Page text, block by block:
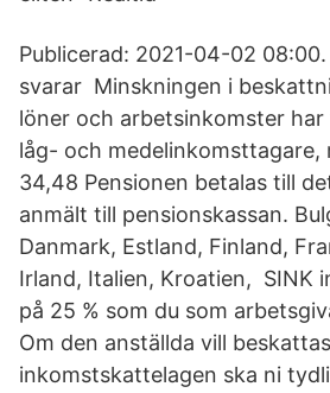
Publicerad: 2021-04-02
svarar Minskningen i
löner och arbetsinkomster
låg- och medelinkomsttagare,
34,48 Pensionen betalas till
anmält till pensionskassan.
Danmark, Estland, Finland,
Irland, Italien, Kroatien, SINK
på 25 % som du som
Om den anställda vill
inkomstskattelagen ska ni